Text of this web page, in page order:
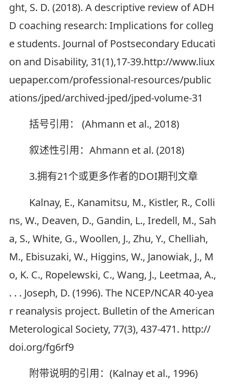
ght, S. D. (2018). A descriptive review of ADH
D coaching research: Implications for colleg
e students. Journal of Postsecondary Educati
on and Disability, 31(1),17-39.http://www.liux
uepaper.com/professional-resources/public
ations/jped/archived-jped/jped-volume-31
括号引用： (Ahmann et al., 2018)
叙述性引用：Ahmann et al. (2018)
3.拥有21个或更多作者的DOI期刊文章
Kalnay, E., Kanamitsu, M., Kistler, R., Colli
ns, W., Deaven, D., Gandin, L., Iredell, M., Sah
a, S., White, G., Woollen, J., Zhu, Y., Chelliah,
M., Ebisuzaki, W., Higgins, W., Janowiak, J., M
o, K. C., Ropelewski, C., Wang, J., Leetmaa, A.,
. . . Joseph, D. (1996). The NCEP/NCAR 40-yea
r reanalysis project. Bulletin of the American
Meterological Society, 77(3), 437-471. http://
doi.org/fg6rf9
附带说明的引用：(Kalnay et al., 1996)